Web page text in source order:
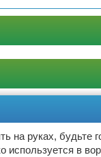
на руках, будьте
в